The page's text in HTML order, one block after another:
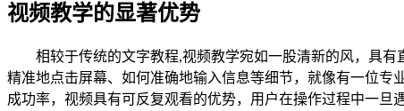
视频教学的显著优势
相较于传统的文字教程,视频教学宛如一股清新的风，具
精准地点击屏幕、如何准确地输入信息等细节，就像有一位
成功率，视频具有可反复观看的优势，用户在操作过程中一